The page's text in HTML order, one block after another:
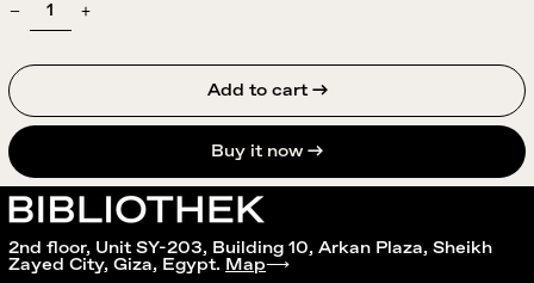
Add to cart →
Buy it now
2nd floor, Unit SY-203, Building 10, Arkan Plaza, Sheikh
Zayed City, Giza, Egypt. Map⟶